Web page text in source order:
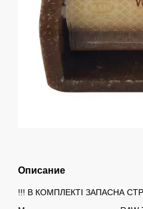
Описание
!!! В КОМПЛЕКТІ ЗАПАСНА